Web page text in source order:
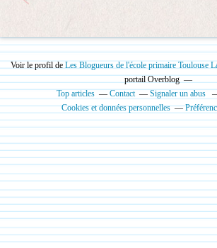
Voir le profil de Les Blogueurs de l'école primaire Toulouse
portail Overblog
Top articles
Contact Signaler un abus
Cookies et données personnelles